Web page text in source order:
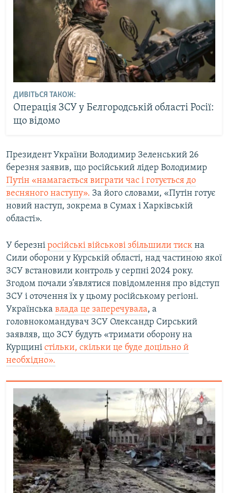
ДИВІТЬСЯ ТАКОЖ:
Операція ЗСУ у Бєлгородській області Росії:
що відомо
Президент України Володимир Зеленський 26
березня заявив, що російський лідер Володимир
Путін «намагається виграти час і готується до
весняного наступу». За його словами, «Путін готує
новий наступ, зокрема в Сумах і Харківській
області».
У березні російські військові збільшили тиск на
Сили оборони у Курській області, над частиною якої
ЗСУ встановили контроль у серпні 2024 року.
Згодом почали з’являтися повідомлення про відступ
ЗСУ і оточення їх у цьому російському регіоні.
Українська влада це заперечувала, а
головнокомандувач ЗСУ Олександр Сирський
заявляв, що ЗСУ будуть «тримати оборону на
Курщині стільки, скільки це буде доцільно й
необхідно».